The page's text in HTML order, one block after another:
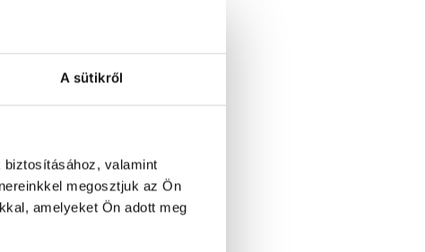
A sütikről
valamint
megosztjuk az Ön
amelyeket Ön adott meg